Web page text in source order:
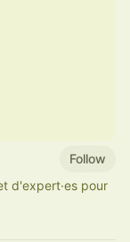
Follow
d'expert·es pour